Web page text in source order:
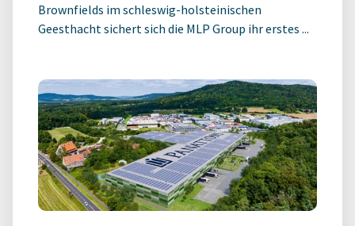
Brownfields im schleswig-holsteinischen
Geesthacht sichert sich die MLP Group ihr erstes ...